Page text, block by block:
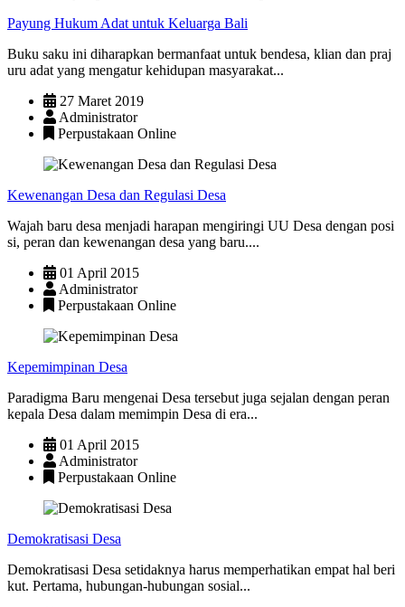
Payung Hukum Adat untuk Keluarga Bali
Buku saku ini diharapkan bermanfaat untuk bendesa, klian dan praj
uru adat yang mengatur kehidupan masyarakat...
27 Maret 2019
Administrator
Perpustakaan Online
Kewenangan Desa dan Regulasi Desa
Wajah baru desa menjadi harapan mengiringi UU Desa dengan posi
si, peran dan kewenangan desa yang baru....
01 April 2015
Administrator
Perpustakaan Online
Kepemimpinan Desa
Paradigma Baru mengenai Desa tersebut juga sejalan dengan peran
kepala Desa dalam memimpin Desa di era...
01 April 2015
Administrator
Perpustakaan Online
Demokratisasi Desa
Demokratisasi Desa setidaknya harus memperhatikan empat hal beri
kut. Pertama, hubungan-hubungan sosial...